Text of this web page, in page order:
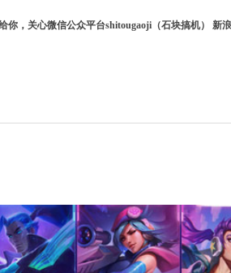
，关心微信公众平台shitougaoji（石块搞机） 新